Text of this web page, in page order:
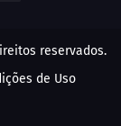
reservados.
de Uso